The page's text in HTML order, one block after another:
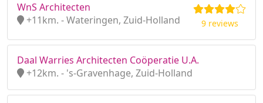
WnS Architecten
+11km. - Wateringen, Zuid-Holland
9 reviews
Daal Warries Architecten Coöperatie U.A.
+12km. - 's-Gravenhage, Zuid-Holland